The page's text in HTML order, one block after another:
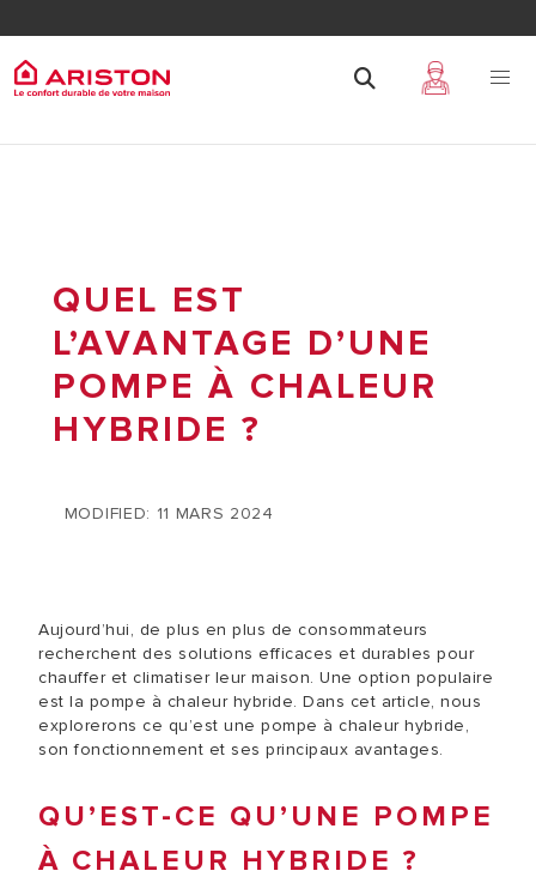
QUEL EST
L’AVANTAGE D’UNE
POMPE À CHALEUR
HYBRIDE ?
MODIFIED: 11 MARS 2024
Aujourd’hui, de plus en plus de consommateurs
recherchent des solutions efficaces et durables pour
chauffer et climatiser leur maison. Une option populaire
est la pompe à chaleur hybride. Dans cet article, nous
explorerons ce qu’est une pompe à chaleur hybride,
son fonctionnement et ses principaux avantages.
QU’EST-CE QU’UNE POMPE
À CHALEUR HYBRIDE ?